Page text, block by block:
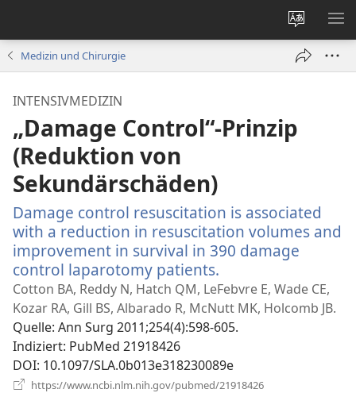
ändern
Medizin und Chirurgie
INTENSIVMEDIZIN
„Damage Control“-Prinzip
(Reduktion von
Sekundärschäden)
Damage control resuscitation is associated
with a reduction in resuscitation volumes and
improvement in survival in 390 damage
control laparotomy patients.
neues
Fenster)
Cotton BA, Reddy N, Hatch QM, LeFebvre E, Wade CE,
Kozar RA, Gill BS, Albarado R, McNutt MK, Holcomb JB.
Quelle‎: Ann Surg 2011;254(4):598-605.
Indiziert‎: PubMed 21918426
DOI‎: 10.1097/SLA.0b013e318230089e
https://www.ncbi.nlm.nih.gov/pubmed/21918426